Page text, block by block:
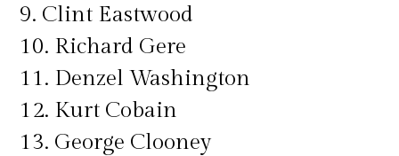
9. Clint Eastwood
10. Richard Gere
11. Denzel Washington
12. Kurt Cobain
13. George Clooney